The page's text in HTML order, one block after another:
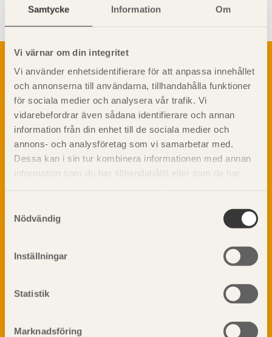
Samtycke Information Om
Vi värnar om din integritet
Vi använder enhetsidentifierare för att anpassa innehållet
och annonserna till användarna, tillhandahålla funktioner
för sociala medier och analysera vår trafik. Vi
vidarebefordrar även sådana identifierare och annan
information från din enhet till de sociala medier och
annons- och analysföretag som vi samarbetar med.
Dessa kan i sin tur kombinera informationen med annan
information som du har tillhandahållit eller som de har
Nödvändig
Inställningar
Statistik
Marknadsföring
Om trä
Materialet trä
Skogsbruk
Barrträdets uppbyggnad
Träets egenskaper och kvalitet
Sågverksprocessen
Träbaserade produkter
Kemisk behandling
Fukt
Ljud
Brandsäkerhet
Byggnadsklasser och verksamhetsklasser
Brandtekniska funktionskrav
TräGuiden är den digitala handboken för trä och
träbyggande och innehåller information om
materialet trä samt instruktioner för byggande
med trä.
Dela på
Prenumerera på TräGuidens nyhetsbrev!